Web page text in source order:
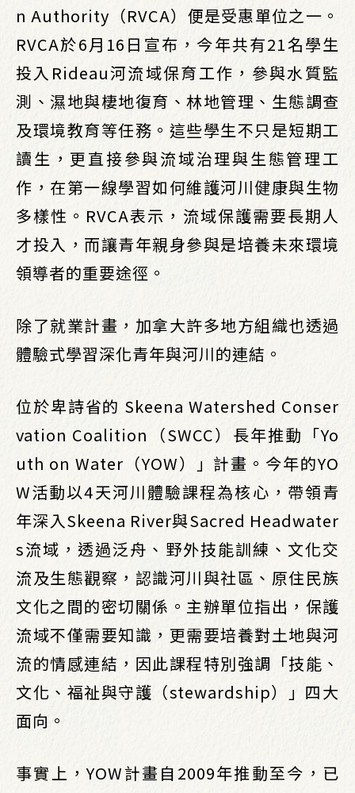
n Authority（RVCA）便是受惠單位之一。
RVCA於6月16日宣布，今年共有21名學生
投入Rideau河流域保育工作，參與水質監
測、濕地與棲地復育、林地管理、生態調查
及環境教育等任務。這些學生不只是短期工
讀生，更直接參與流域治理與生態管理工
作，在第一線學習如何維護河川健康與生物
多樣性。RVCA表示，流域保護需要長期人
才投入，而讓青年親身參與是培養未來環境
領導者的重要途徑。
除了就業計畫，加拿大許多地方組織也透過
體驗式學習深化青年與河川的連結。
位於卑詩省的 Skeena Watershed Conser
vation Coalition（SWCC）長年推動「Yo
uth on Water（YOW）」計畫。今年的YO
W活動以4天河川體驗課程為核心，帶領青
年深入Skeena River與Sacred Headwater
s流域，透過泛舟、野外技能訓練、文化交
流及生態觀察，認識河川與社區、原住民族
文化之間的密切關係。主辦單位指出，保護
流域不僅需要知識，更需要培養對土地與河
流的情感連結，因此課程特別強調「技能、
文化、福祉與守護（stewardship）」四大
面向。
事實上，YOW計畫自2009年推動至今，已